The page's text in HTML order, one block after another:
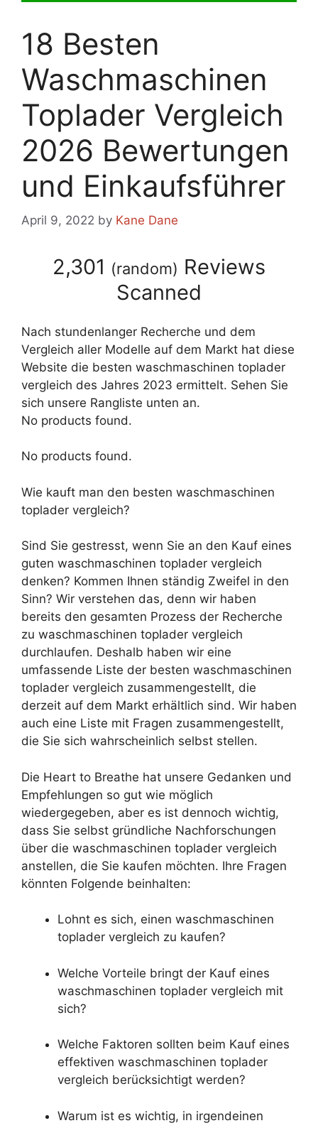
18 Besten
Waschmaschinen
Toplader Vergleich
2026 Bewertungen
und Einkaufsführer
April 9, 2022 by Kane Dane
2,301 (random) Reviews
Scanned
Nach stundenlanger Recherche und dem
Vergleich aller Modelle auf dem Markt hat diese
Website die besten waschmaschinen toplader
vergleich des Jahres 2023 ermittelt. Sehen Sie
sich unsere Rangliste unten an.
No products found.
No products found.
Wie kauft man den besten waschmaschinen
toplader vergleich?
Sind Sie gestresst, wenn Sie an den Kauf eines
guten waschmaschinen toplader vergleich
denken? Kommen Ihnen ständig Zweifel in den
Sinn? Wir verstehen das, denn wir haben
bereits den gesamten Prozess der Recherche
zu waschmaschinen toplader vergleich
durchlaufen. Deshalb haben wir eine
umfassende Liste der besten waschmaschinen
toplader vergleich zusammengestellt, die
derzeit auf dem Markt erhältlich sind. Wir haben
auch eine Liste mit Fragen zusammengestellt,
die Sie sich wahrscheinlich selbst stellen.
Die Heart to Breathe hat unsere Gedanken und
Empfehlungen so gut wie möglich
wiedergegeben, aber es ist dennoch wichtig,
dass Sie selbst gründliche Nachforschungen
über die waschmaschinen toplader vergleich
anstellen, die Sie kaufen möchten. Ihre Fragen
könnten Folgende beinhalten:
Lohnt es sich, einen waschmaschinen
toplader vergleich zu kaufen?
Welche Vorteile bringt der Kauf eines
waschmaschinen toplader vergleich mit
sich?
Welche Faktoren sollten beim Kauf eines
effektiven waschmaschinen toplader
vergleich berücksichtigt werden?
Warum ist es wichtig, in irgendeinen